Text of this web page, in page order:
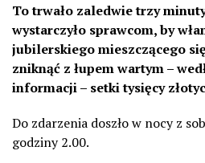
To trwało zaledwie trzy
wystarczyło sprawcom, by
jubilerskiego mieszczącego
zniknąć z łupem wartym –
informacji – setki tysięcy
Do zdarzenia doszło w nocy z
godziny 2.00.